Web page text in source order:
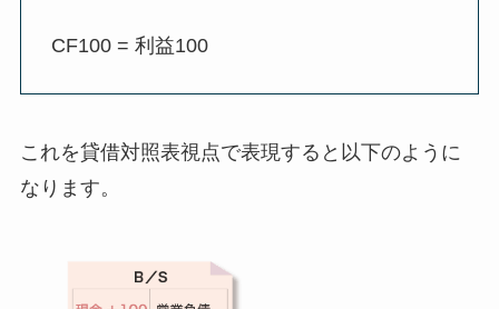
CF100 = 利益100
これを貸借対照表視点で表現すると以下のように
なります。